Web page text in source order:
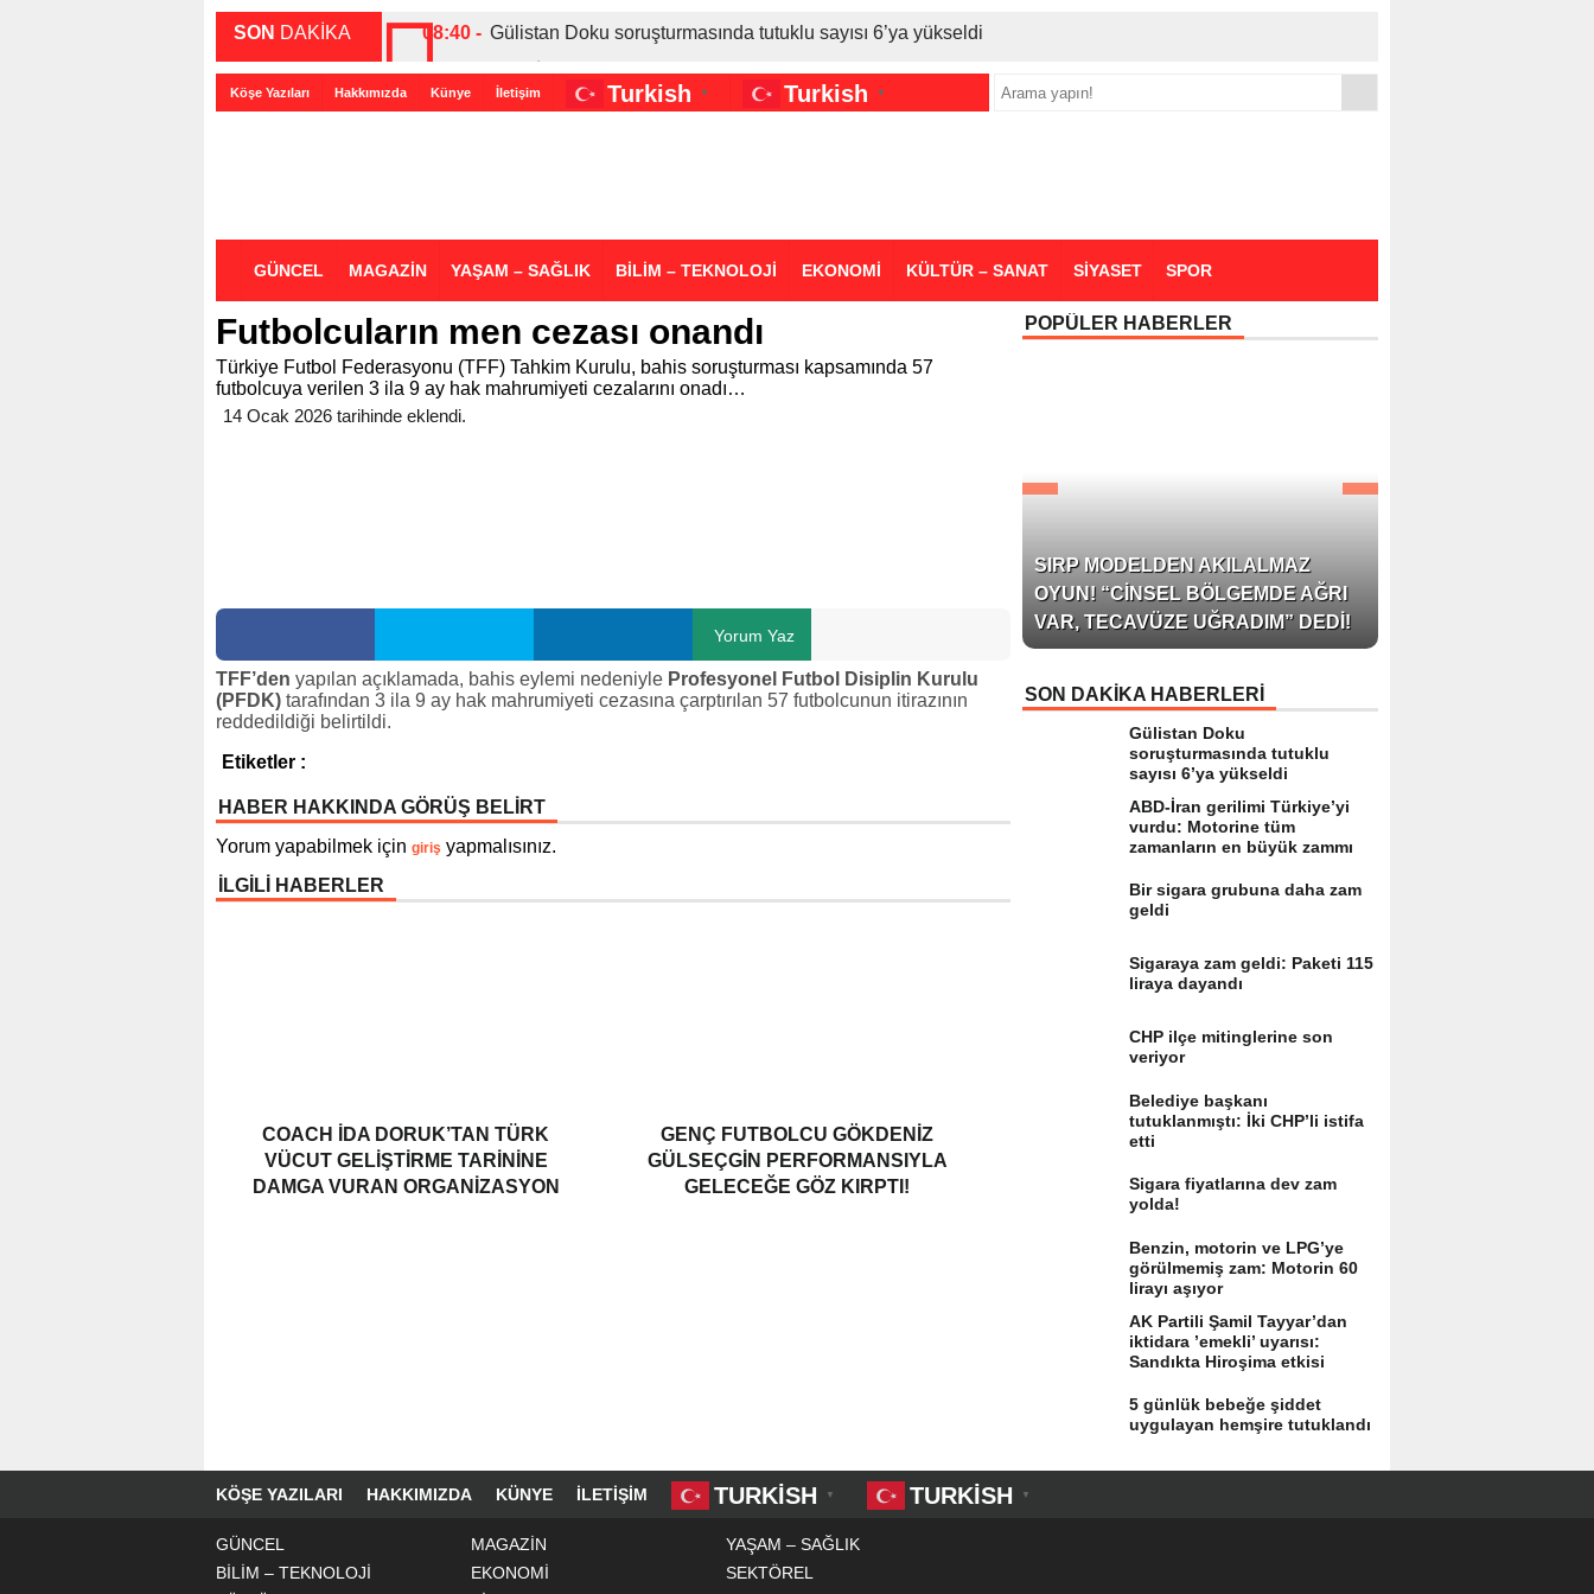
SON DAKİKA 08:40 - Gülistan Doku soruşturmasında tutuklu sayısı 6’ya yükseldi
00:27 - ABD-İran gerilimi Türkiye’yi vurdu: Motorine tüm zamanların en büyük zammı
00:35 - Bir sigara grubuna daha zam geldi
Köşe Yazıları Hakkımızda Künye İletişim Turkish ▼ Turkish ▼
GÜNCEL MAGAZİN YAŞAM – SAĞLIK BİLİM – TEKNOLOJİ EKONOMİ KÜLTÜR – SANAT SİYASET SPOR
Futbolcuların men cezası onandı
Türkiye Futbol Federasyonu (TFF) Tahkim Kurulu, bahis soruşturması kapsamında 57
futbolcuya verilen 3 ila 9 ay hak mahrumiyeti cezalarını onadı…
14 Ocak 2026 tarihinde eklendi.
Yorum Yaz
TFF’den yapılan açıklamada, bahis eylemi nedeniyle Profesyonel Futbol Disiplin Kurulu
(PFDK) tarafından 3 ila 9 ay hak mahrumiyeti cezasına çarptırılan 57 futbolcunun itirazının
reddedildiği belirtildi.
Etiketler :
HABER HAKKINDA GÖRÜŞ BELİRT
Yorum yapabilmek için giriş yapmalısınız.
İLGİLİ HABERLER
COACH İDA DORUK’TAN TÜRK
VÜCUT GELIŞTIRME TARININE
DAMGA VURAN ORGANIZASYON
GENÇ FUTBOLCU GÖKDENIZ
GÜLSEÇGIN PERFORMANSIYLA
GELECEĞE GÖZ KIRPTI!
POPÜLER HABERLER
SIRP MODELDEN AKILALMAZ
OYUN! “CINSEL BÖLGEMDE AĞRI
VAR, TECAVÜZE UĞRADIM” DEDI!
SON DAKİKA HABERLERİ
Gülistan Doku
soruşturmasında tutuklu
sayısı 6’ya yükseldi
ABD-İran gerilimi Türkiye’yi
vurdu: Motorine tüm
zamanların en büyük zammı
Bir sigara grubuna daha zam
geldi
Sigaraya zam geldi: Paketi 115
liraya dayandı
CHP ilçe mitinglerine son
veriyor
Belediye başkanı
tutuklanmıştı: İki CHP’li istifa
etti
Sigara fiyatlarına dev zam
yolda!
Benzin, motorin ve LPG’ye
görülmemiş zam: Motorin 60
lirayı aşıyor
AK Partili Şamil Tayyar’dan
iktidara ’emekli’ uyarısı:
Sandıkta Hiroşima etkisi
5 günlük bebeğe şiddet
uygulayan hemşire tutuklandı
KÖŞE YAZILARI HAKKIMIZDA KÜNYE İLETIŞIM TURKISH ▼ TURKISH ▼
GÜNCEL MAGAZİN
YAŞAM – SAĞLIK
BİLİM – TEKNOLOJİ
EKONOMİ
SEKTÖREL